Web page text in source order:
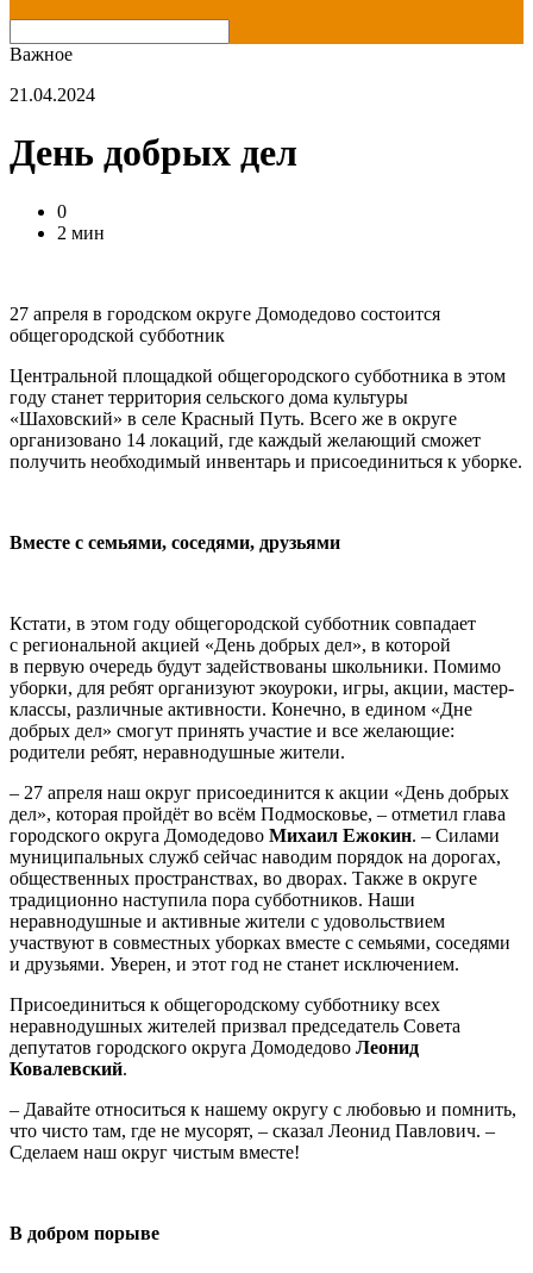
Важное
21.04.2024
День добрых дел
0
2 мин
27 апреля в городском округе Домодедово состоится
общегородской субботник
Центральной площадкой общегородского субботника в этом
году станет территория сельского дома культуры
«Шаховский» в селе Красный Путь. Всего же в округе
организовано 14 локаций, где каждый желающий сможет
получить необходимый инвентарь и присоединиться к уборке.
Вместе с семьями, соседями, друзьями
Кстати, в этом году общегородской субботник совпадает
с региональной акцией «День добрых дел», в которой
в первую очередь будут задействованы школьники. Помимо
уборки, для ребят организуют экоуроки, игры, акции, мастер-
классы, различные активности. Конечно, в едином «Дне
добрых дел» смогут принять участие и все желающие:
родители ребят, неравнодушные жители.
– 27 апреля наш округ присоединится к акции «День добрых
дел», которая пройдёт во всём Подмосковье, – отметил глава
городского округа Домодедово Михаил Ежокин. – Силами
муниципальных служб сейчас наводим порядок на дорогах,
общественных пространствах, во дворах. Также в округе
традиционно наступила пора субботников. Наши
неравнодушные и активные жители с удовольствием
участвуют в совместных уборках вместе с семьями, соседями
и друзьями. Уверен, и этот год не станет исключением.
Присоединиться к общегородскому субботнику всех
неравнодушных жителей призвал председатель Совета
депутатов городского округа Домодедово Леонид
Ковалевский.
– Давайте относиться к нашему округу с любовью и помнить,
что чисто там, где не мусорят, – сказал Леонид Павлович. –
Сделаем наш округ чистым вместе!
В добром порыве